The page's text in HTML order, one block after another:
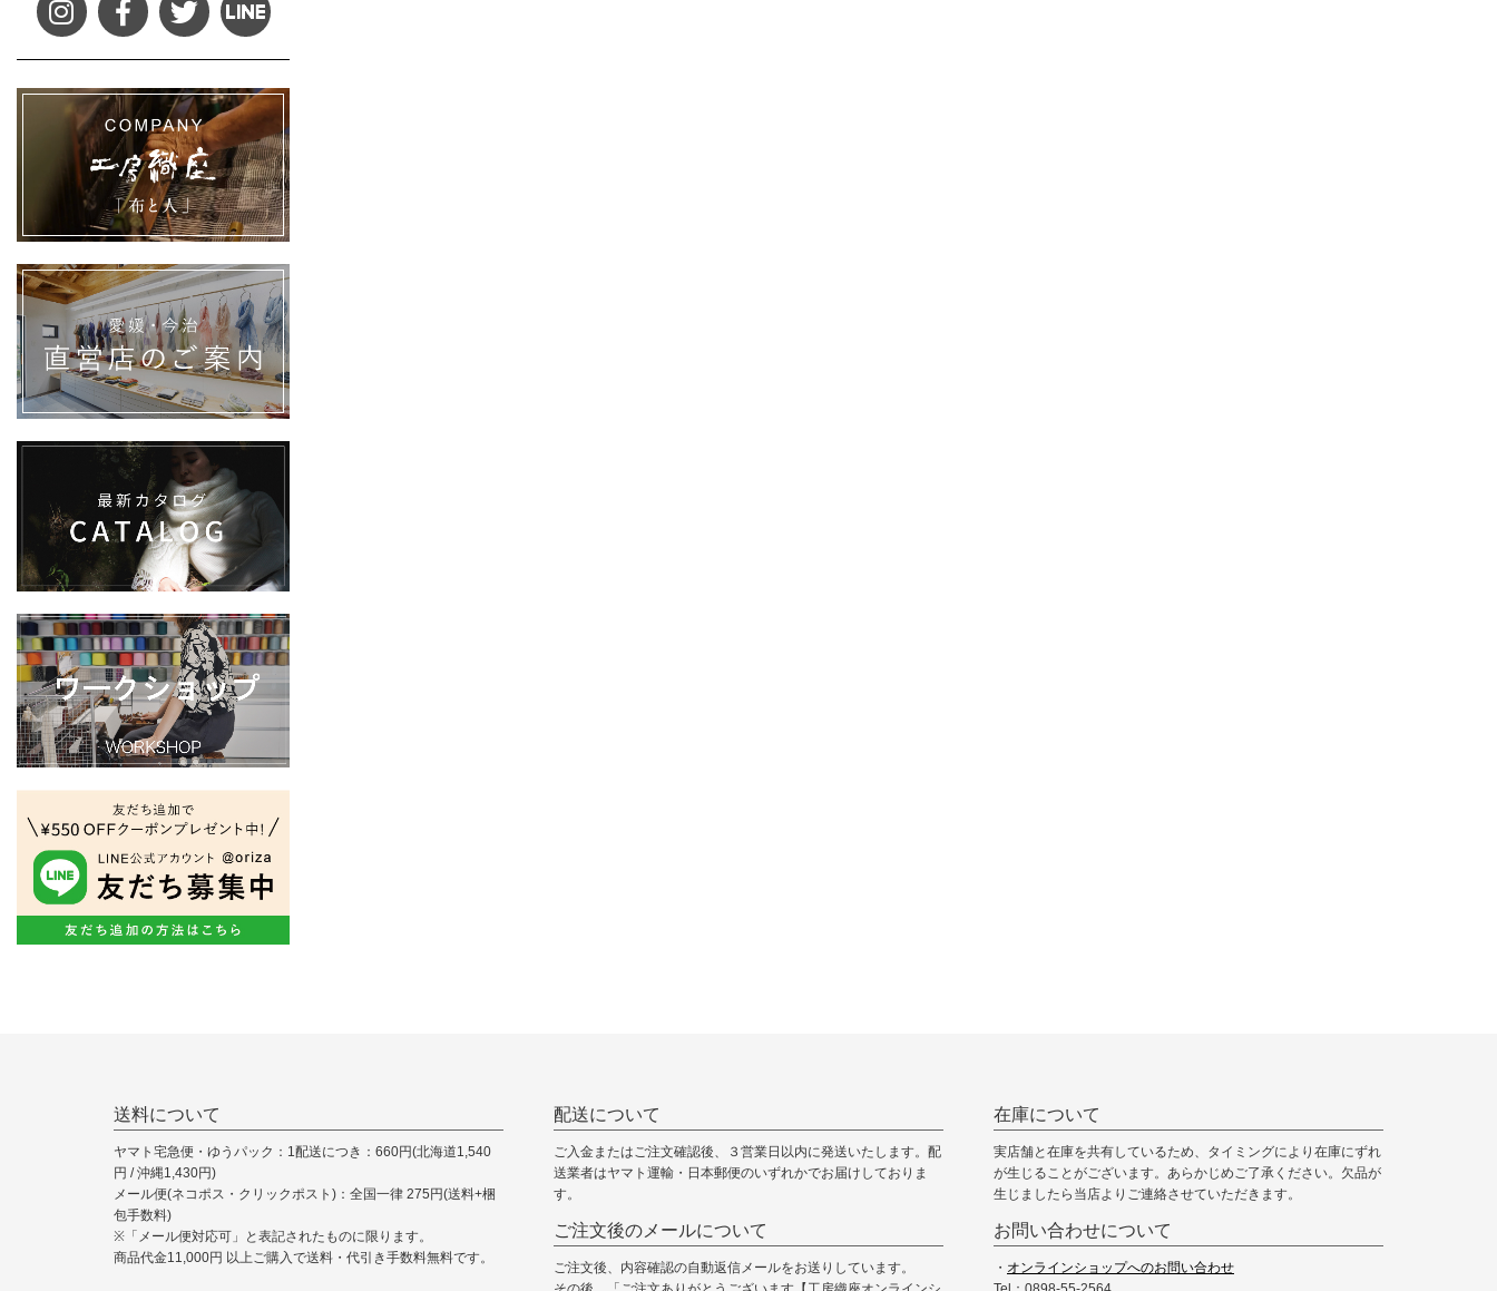
送料について
ヤマト宅急便・ゆうパック：1配送につき：660円(北海道1,540
円 / 沖縄1,430円)
メール便(ネコポス・クリックポスト)：全国一律 275円(送料+梱
包手数料)
※「メール便対応可」と表記されたものに限ります。
商品代金11,000円 以上ご購入で送料・代引き手数料無料です。
配送について
ご入金またはご注文確認後、３営業日以内に発送いたします。配
送業者はヤマト運輸・日本郵便のいずれかでお届けしておりま
す。
ご注文後のメールについて
ご注文後、内容確認の自動返信メールをお送りしています。
在庫について
実店舗と在庫を共有しているため、タイミングにより在庫にずれ
が生じることがございます。あらかじめご了承ください。欠品が
生じましたら当店よりご連絡させていただきます。
お問い合わせについて
・ オンラインショップへのお問い合わせ